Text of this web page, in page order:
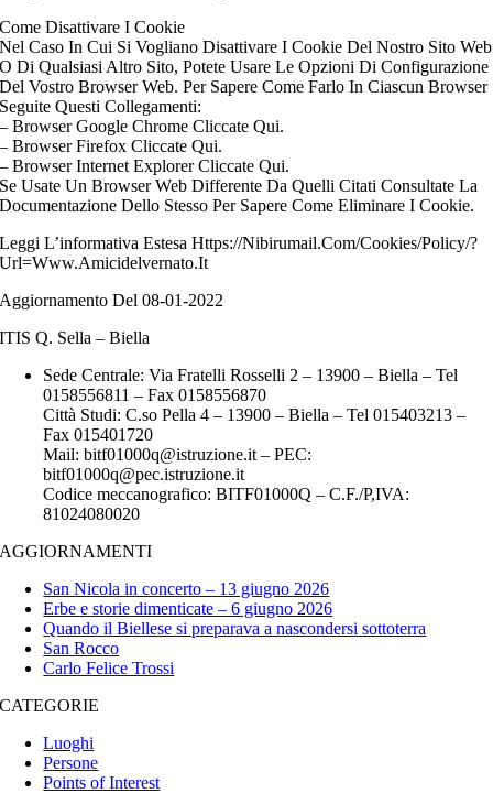
Come Disattivare I Cookie
Nel Caso In Cui Si Vogliano Disattivare I Cookie Del Nostro Sito Web
O Di Qualsiasi Altro Sito, Potete Usare Le Opzioni Di Configurazione
Del Vostro Browser Web. Per Sapere Come Farlo In Ciascun Browser
Seguite Questi Collegamenti:
– Browser Google Chrome Cliccate Qui.
– Browser Firefox Cliccate Qui.
– Browser Internet Explorer Cliccate Qui.
Se Usate Un Browser Web Differente Da Quelli Citati Consultate La
Documentazione Dello Stesso Per Sapere Come Eliminare I Cookie.
Leggi L’informativa Estesa Https://Nibirumail.Com/Cookies/Policy/?
Url=Www.Amicidelvernato.It
Aggiornamento Del 08-01-2022
ITIS Q. Sella – Biella
Sede Centrale: Via Fratelli Rosselli 2 – 13900 – Biella – Tel
0158556811 – Fax 0158556870
Città Studi: C.so Pella 4 – 13900 – Biella – Tel 015403213 –
Fax 015401720
Mail: bitf01000q@istruzione.it – PEC:
bitf01000q@pec.istruzione.it
Codice meccanografico: BITF01000Q – C.F./P,IVA:
81024080020
AGGIORNAMENTI
San Nicola in concerto – 13 giugno 2026
Erbe e storie dimenticate – 6 giugno 2026
Quando il Biellese si preparava a nascondersi sottoterra
San Rocco
Carlo Felice Trossi
CATEGORIE
Luoghi
Persone
Points of Interest